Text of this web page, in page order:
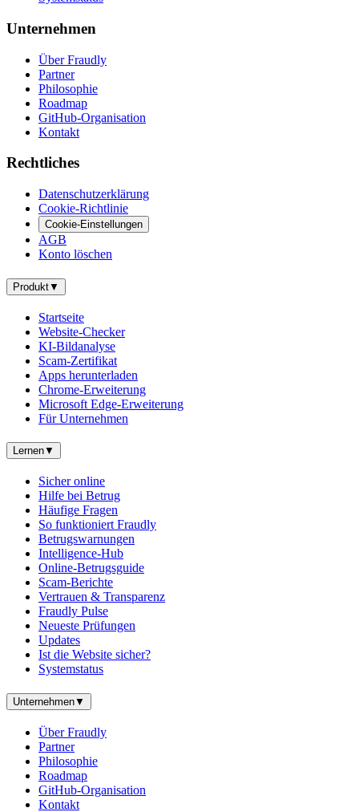
Unternehmen
Über Fraudly
Partner
Philosophie
Roadmap
GitHub-Organisation
Kontakt
Rechtliches
Datenschutzerklärung
Cookie-Richtlinie
Cookie-Einstellungen
AGB
Konto löschen
Produkt▼
Startseite
Website-Checker
KI-Bildanalyse
Scam-Zertifikat
Apps herunterladen
Chrome-Erweiterung
Microsoft Edge-Erweiterung
Für Unternehmen
Lernen▼
Sicher online
Hilfe bei Betrug
Häufige Fragen
So funktioniert Fraudly
Betrugswarnungen
Intelligence-Hub
Online-Betrugsguide
Scam-Berichte
Vertrauen & Transparenz
Fraudly Pulse
Neueste Prüfungen
Updates
Ist die Website sicher?
Systemstatus
Unternehmen▼
Über Fraudly
Partner
Philosophie
Roadmap
GitHub-Organisation
Kontakt